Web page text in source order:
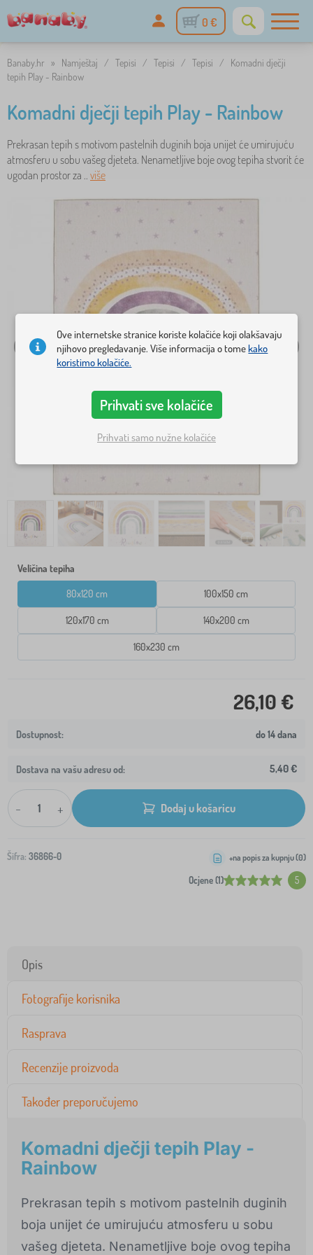
0 €
Banaby.hr » Namještaj / Tepisi / Tepisi / Tepisi /
Komadni dječji
tepih Play - Rainbow
Komadni dječji tepih Play - Rainbow
Prekrasan tepih s motivom pastelnih duginih boja unijet će umirujuću
atmosferu u sobu vašeg djeteta. Nenametljive boje ovog tepiha stvorit će
ugodan prostor za .. više
Veličina tepiha
80x120 cm 100x150 cm
120x170 cm 140x200 cm
160x230 cm
26,10 €
do 14 dana
Dostava na vašu adresu od: 5,40 €
- + Dodaj u košaricu
Šifra: 36866-0
Ocjene (1) 5
+na popis za kupnju (0)
Opis
Fotografije korisnika
Rasprava
Recenzije proizvoda
Također preporučujemo
Komadni dječji tepih Play -
Rainbow
Prekrasan tepih s motivom pastelnih duginih
boja unijet će umirujuću atmosferu u sobu
vašeg djeteta. Nenametljive boje ovog tepiha
Ove internetske stranice koriste kolačiće koji olakšavaju
njihovo pregledavanje. Više informacija o tomekako
koristimo kolačiće.
Prihvati sve kolačiće
Prihvati samo nužne kolačiće